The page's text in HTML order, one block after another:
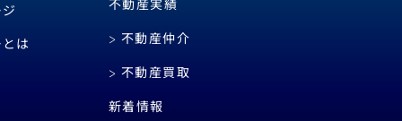
は
不動産実績
不動産仲介
不動産買取
新着情報